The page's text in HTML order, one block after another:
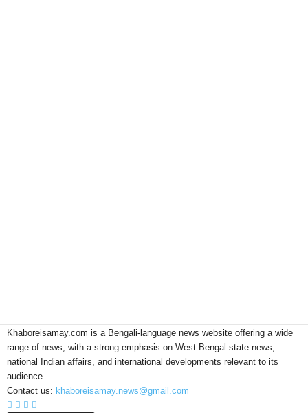
Khaboreisamay.com is a Bengali-language news website offering a wide
range of news, with a strong emphasis on West Bengal state news,
national Indian affairs, and international developments relevant to its
audience.
Contact us: khaboreisamay.news@gmail.com